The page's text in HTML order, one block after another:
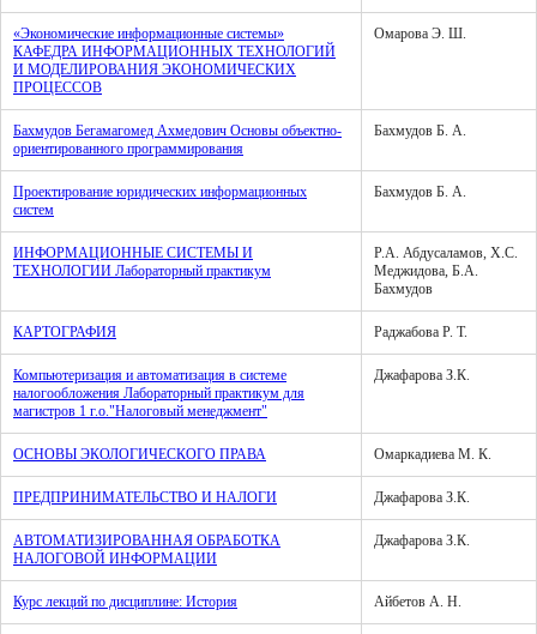
«Экономические информационные системы»
КАФЕДРА ИНФОРМАЦИОННЫХ ТЕХНОЛОГИЙ
И МОДЕЛИРОВАНИЯ ЭКОНОМИЧЕСКИХ
ПРОЦЕССОВ
Омарова Э. Ш.
Бахмудов Бегамагомед Ахмедович Основы объектно-
ориентированного программирования
Бахмудов Б. А.
Проектирование юридических информационных
систем
Бахмудов Б. А.
ИНФОРМАЦИОННЫЕ СИСТЕМЫ И
ТЕХНОЛОГИИ Лабораторный практикум
Р.А. Абдусаламов, Х.С.
Меджидова, Б.А.
Бахмудов
КАРТОГРАФИЯ Раджабова Р. Т.
Компьютеризация и автоматизация в системе
налогообложения Лабораторный практикум для
магистров 1 г.о."Налоговый менеджмент"
Джафарова З.К.
ОСНОВЫ ЭКОЛОГИЧЕСКОГО ПРАВА Омаркадиева М. К.
ПРЕДПРИНИМАТЕЛЬСТВО И НАЛОГИ Джафарова З.К.
АВТОМАТИЗИРОВАННАЯ ОБРАБОТКА
НАЛОГОВОЙ ИНФОРМАЦИИ
Джафарова З.К.
Курс лекций по дисциплине: История Айбетов А. Н.